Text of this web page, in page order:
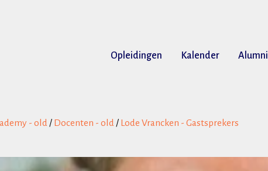
Opleidingen Kalender Alumni
- old/ Docenten - old/ Lode Vrancken - Gastsprekers